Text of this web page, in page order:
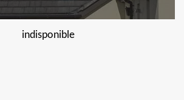
indisponible